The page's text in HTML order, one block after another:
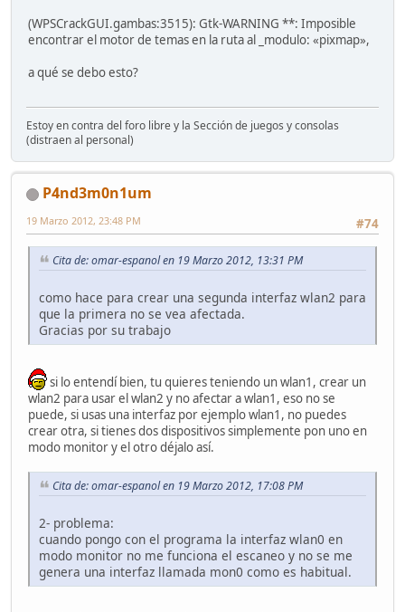
(WPSCrackGUI.gambas:3515): Gtk-WARNING **: Imposible
encontrar el motor de temas en la ruta al _modulo: «pixmap»,
a qué se debo esto?
Estoy en contra del foro libre y la Sección de juegos y consolas
(distraen al personal)
P4nd3m0n1um
#74
19 Marzo 2012, 23:48 PM
Cita de: omar-espanol en 19 Marzo 2012, 13:31 PM
como hace para crear una segunda interfaz wlan2 para
que la primera no se vea afectada.
Gracias por su trabajo
si lo entendí bien, tu quieres teniendo un wlan1, crear un
wlan2 para usar el wlan2 y no afectar a wlan1, eso no se
puede, si usas una interfaz por ejemplo wlan1, no puedes
crear otra, si tienes dos dispositivos simplemente pon uno en
modo monitor y el otro déjalo así.
Cita de: omar-espanol en 19 Marzo 2012, 17:08 PM
2- problema:
cuando pongo con el programa la interfaz wlan0 en
modo monitor no me funciona el escaneo y no se me
genera una interfaz llamada mon0 como es habitual.